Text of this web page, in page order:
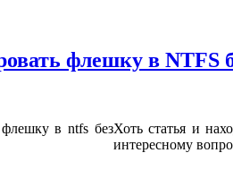
флешку в NTFS
Хоть статья и
интересному